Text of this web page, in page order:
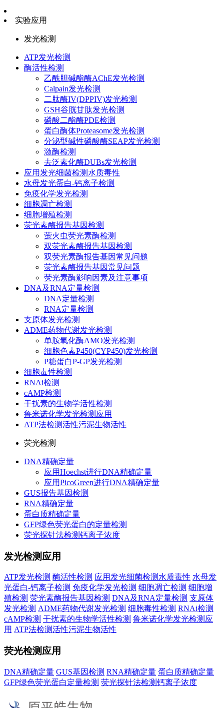
实验应用
发光检测
ATP发光检测
酶活性检测
乙酰胆碱酯酶AChE发光检测
Calpain发光检测
二肽酶IV(DPPIV)发光检测
GSH谷胱甘肽发光检测
磷酸二酯酶PDE检测
蛋白酶体Proteasome发光检测
分泌型碱性磷酸酶SEAP发光检测
激酶检测
去泛素化酶DUBs发光检测
应用发光细菌检测水质毒性
水母发光蛋白-钙离子检测
免疫化学发光检测
细胞凋亡检测
细胞增殖检测
荧光素酶报告基因检测
萤火虫荧光素酶检测
双荧光素酶报告基因检测
双荧光素酶报告基因常见问题
荧光素酶报告基因常见问题
荧光素酶影响因素及注意事项
DNA及RNA定量检测
DNA定量检测
RNA定量检测
支原体发光检测
ADME药物代谢发光检测
单胺氧化酶AMO发光检测
细胞色素P450(CYP450)发光检测
P糖蛋白P-GP发光检测
细胞毒性检测
RNAi检测
cAMP检测
干扰素的生物学活性检测
鲁米诺化学发光检测应用
ATP法检测活性污泥生物活性
荧光检测
DNA精确定量
应用Hoechst进行DNA精确定量
应用PicoGreen进行DNA精确定量
GUS报告基因检测
RNA精确定量
蛋白质精确定量
GFP绿色荧光蛋白的定量检测
荧光探针法检测钙离子浓度
发光检测应用
ATP发光检测 酶活性检测 应用发光细菌检测水质毒性 水母发
光蛋白-钙离子检测 免疫化学发光检测 细胞凋亡检测 细胞增
殖检测 荧光素酶报告基因检测 DNA及RNA定量检测 支原体
发光检测 ADME药物代谢发光检测 细胞毒性检测 RNAi检测
cAMP检测 干扰素的生物学活性检测 鲁米诺化学发光检测应
用 ATP法检测活性污泥生物活性
荧光检测应用
DNA精确定量 GUS基因检测 RNA精确定量 蛋白质精确定量
GFP绿色荧光蛋白定量检测 荧光探针法检测钙离子浓度